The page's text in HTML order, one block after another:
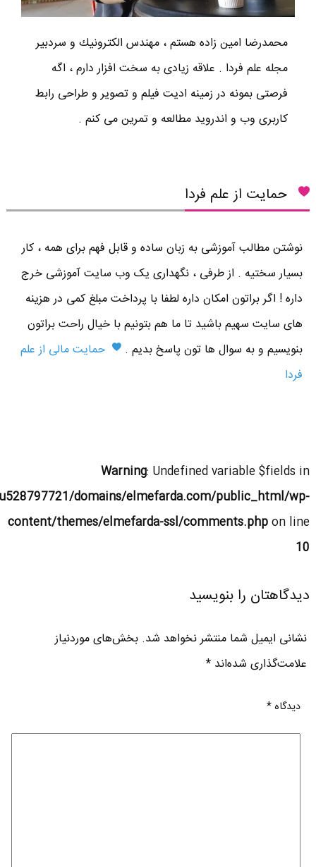
محمدرضا امين زاده هستم ، مهندس الكترونيك و سردبير
مجله علم فردا . علاقه زیادی به سخت افزار دارم ، اگه
فرصتی بمونه در زمینه ادیت فیلم و تصویر و طراحی رابط
کاربری وب و اندروید مطالعه و تمرین می کنم .
حمایت از علم فردا
نوشتن مطالب آموزشی به زبان ساده و قابل فهم برای همه ، کار
بسیار سختیه . از طرفی ، نگهداری یک وب سایت آموزشی خرج
داره ! اگر براتون امکان داره لطفا با پرداخت مبلغ کمی در هزینه
های سایت سهیم باشید تا ما هم بتونیم با خیال راحت براتون
بنویسیم و به سوال ها تون پاسخ بدیم .
حمایت مالی از علم
فردا
Warning: Undefined variable $fields in
domains/elmefarda.com/public_html/wp-
content/themes/elmefarda-ssl/comments.phpon line
10
دیدگاهتان را بنویسید
نشانی ایمیل شما منتشر نخواهد شد. بخش‌های موردنیاز
علامت‌گذاری شده‌اند*
دیدگاه*